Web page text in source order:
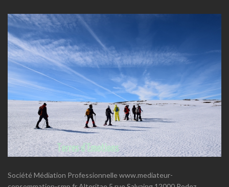
Société Médiation Professionnelle www.mediateur-